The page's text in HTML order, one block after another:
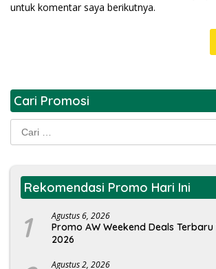
untuk komentar saya berikutnya.
Cari Promosi
Cari
untuk:
Rekomendasi Promo Hari Ini
1 Agustus 6, 2026
Promo AW Weekend Deals Terbaru
2026
Agustus 2, 2026